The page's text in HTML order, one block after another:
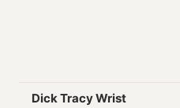
Dick Tracy Wrist